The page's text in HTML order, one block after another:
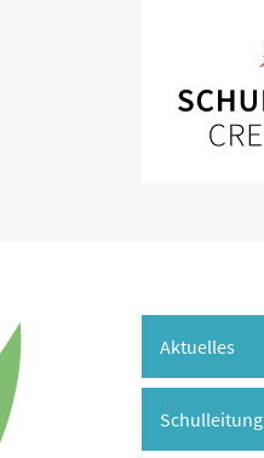
Aktuelles
Schulleitung